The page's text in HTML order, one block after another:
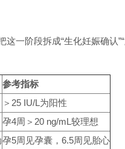
一阶段拆成“生化妊娠确认
参考指标
＞25 IU/L为阳性
孕4周＞20 ng/mL较理想
孕5周见孕囊，6.5周见胎心